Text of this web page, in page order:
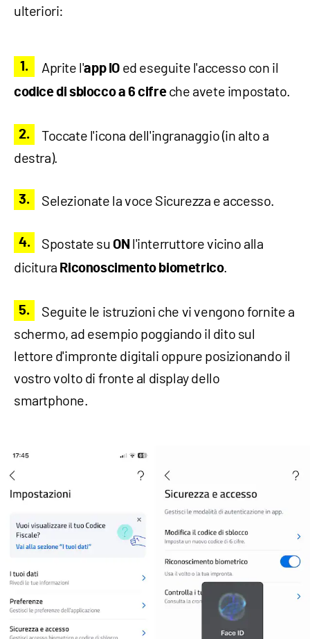
ulteriori:
Aprite l'app IO ed eseguite l'accesso con il
codice di sblocco a 6 cifreche avete impostato.
Toccate l'icona dell'ingranaggio (in alto a
destra).
Selezionate la voce Sicurezza e accesso.
Spostate su ON l'interruttore vicino alla
dicitura Riconoscimento biometrico.
Seguite le istruzioni che vi vengono fornite a
schermo, ad esempio poggiando il dito sul
lettore d'impronte digitali oppure posizionando il
vostro volto di fronte al display dello
smartphone.